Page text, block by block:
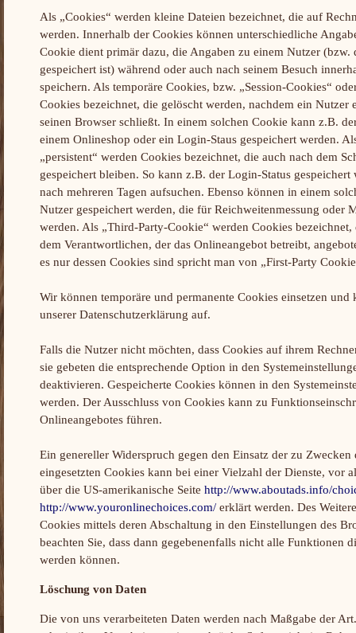
Als „Cookies“ werden kleine Dateien bezeichnet, die auf
werden. Innerhalb der Cookies können unterschiedliche
Cookie dient primär dazu, die Angaben zu einem Nutzer (bzw.
gespeichert ist) während oder auch nach seinem Besuch
speichern. Als temporäre Cookies, bzw. „Session-Cookies“
Cookies bezeichnet, die gelöscht werden, nachdem ein Nutzer
seinen Browser schließt. In einem solchen Cookie kann z.B.
einem Onlineshop oder ein Login-Staus gespeichert werden.
„persistent“ werden Cookies bezeichnet, die auch nach dem
gespeichert bleiben. So kann z.B. der Login-Status
nach mehreren Tagen aufsuchen. Ebenso können in einem
Nutzer gespeichert werden, die für Reichweitenmessung oder
werden. Als „Third-Party-Cookie“ werden Cookies
dem Verantwortlichen, der das Onlineangebot betreibt,
es nur dessen Cookies sind spricht man von „First-Party
Wir können temporäre und permanente Cookies einsetzen
unserer Datenschutzerklärung auf.
Falls die Nutzer nicht möchten, dass Cookies auf ihrem
sie gebeten die entsprechende Option in den
deaktivieren. Gespeicherte Cookies können in den
werden. Der Ausschluss von Cookies kann zu
Onlineangebotes führen.
Ein genereller Widerspruch gegen den Einsatz der zu
eingesetzten Cookies kann bei einer Vielzahl der Dienste, vor
über die US-amerikanische Seite http://www.aboutads.info/
http://www.youronlinechoices.com/ erklärt werden. Des
Cookies mittels deren Abschaltung in den Einstellungen des
beachten Sie, dass dann gegebenenfalls nicht alle Funktionen
werden können.
Löschung von Daten
Die von uns verarbeiteten Daten werden nach Maßgabe der